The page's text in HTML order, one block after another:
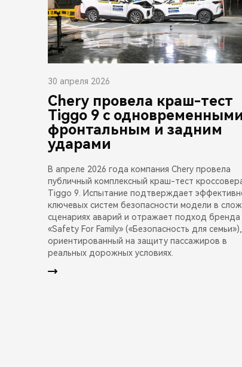
30 апреля 2026
Chery провела краш-тест
Tiggo 9 с одновременными
фронтальным и задним
ударами
В апреле 2026 года компания Chery провела
публичный комплексный краш-тест
Tiggo 9. Испытание подтверждает
ключевых систем безопасности модели в
сценариях аварий и отражает подход бренда
«Safety For Family» («Безопасность для семьи»),
ориентированный на защиту пассажиров в
реальных дорожных условиях.